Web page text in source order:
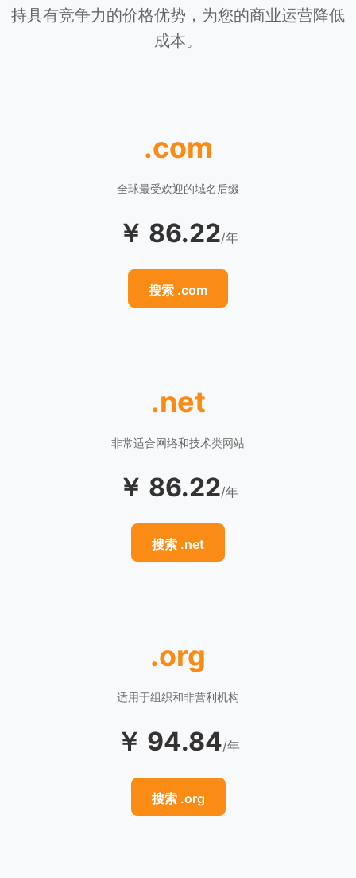
持具有竞争力的价格优势，为您的商业运营降低
成本。
.com
全球最受欢迎的域名后缀
￥ 86.22/年
搜索 .com
.net
非常适合网络和技术类网站
￥ 86.22/年
搜索 .net
.org
适用于组织和非营利机构
￥ 94.84/年
搜索 .org